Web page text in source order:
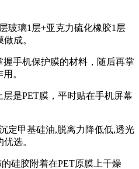
玻璃1层+亚克力硫化橡胶1层
成。
手机保护膜的材料，随后再掌
。
是PET膜，平时贴在手机屏幕
定甲基硅油,脱离力降低低,透光
选。
硅胶附着在PET原膜上干燥